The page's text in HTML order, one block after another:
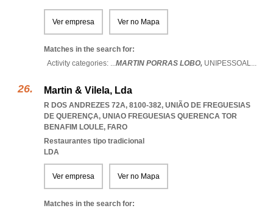
Ver empresa Ver no Mapa
Matches in the search for:
Activity categories: ...MARTIN PORRAS LOBO, UNIPESSOAL...
Martin & Vilela, Lda
R DOS ANDREZES 72A, 8100-382, UNIÃO DE FREGUESIAS
DE QUERENÇA, UNIAO FREGUESIAS QUERENCA TOR
BENAFIM LOULE, FARO
Restaurantes tipo tradicional
LDA
Ver empresa Ver no Mapa
Matches in the search for: